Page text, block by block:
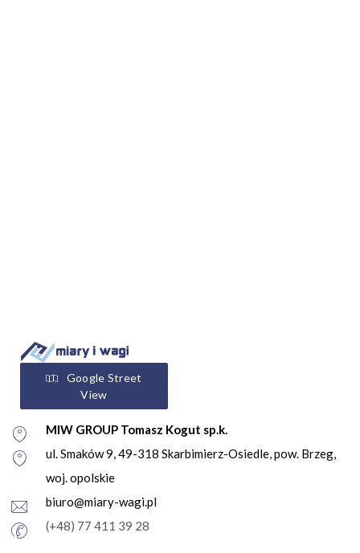
Google Street
View
MIW GROUP Tomasz Kogut sp.k.
ul. Smaków 9, 49-318 Skarbimierz-Osiedle, pow. Brzeg,
woj. opolskie
biuro@miary-wagi.pl
(+48) 77 411 39 28